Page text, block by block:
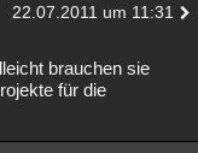
22.07.2011 um 11:31
brauchen sie
für die